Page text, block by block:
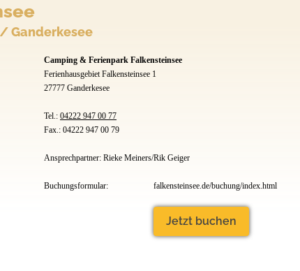
Hasbruch, die Lütje Antje und und und. Hude ist 8 km entfernt,
Wir haben im Übrigen auch während der Wintersaison geöffnet. Unser
seinem Wintergarten und Seeblick hat dann an den Wochenenden für Sie
Unser Hausprospekt ist kurz und übersichtlich gehalten, deshalb
auf www.falkensteinsee.de sich einen umfangreicheren Eindruck der
Ganderkesee
Camping & Ferienpark Falkensteinsee
Ferienhausgebiet Falkensteinsee 1
27777 Ganderkesee
Tel.: 04222 947 00 77
Fax.: 04222 947 00 79
Ansprechpartner: Rieke Meiners/Rik Geiger
Buchungsformular: falkensteinsee.de/buchung/index.html
Jetzt buchen